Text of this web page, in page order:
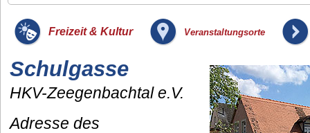
Freizeit & Kultur Veranstaltungsorte
Schulgasse
HKV-Zeegenbachtal e.V.
Adresse des